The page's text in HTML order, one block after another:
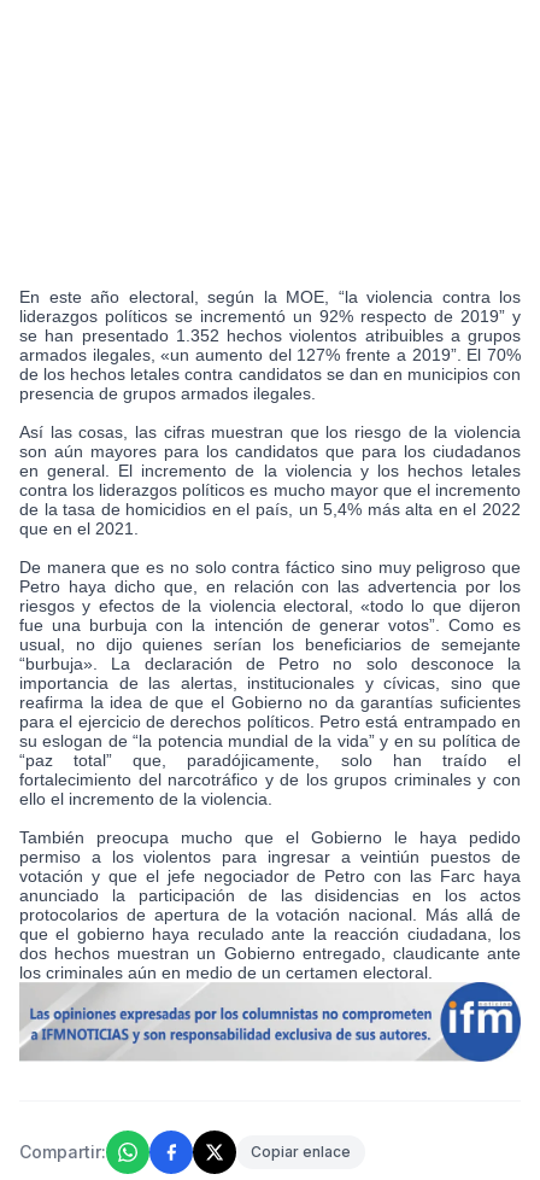
En este año electoral, según la MOE, “la violencia contra los
liderazgos políticos se incrementó un 92% respecto de 2019” y
se han presentado 1.352 hechos violentos atribuibles a grupos
armados ilegales, «un aumento del 127% frente a 2019”. El 70%
de los hechos letales contra candidatos se dan en municipios con
presencia de grupos armados ilegales.
Así las cosas, las cifras muestran que los riesgo de la violencia
son aún mayores para los candidatos que para los ciudadanos
en general. El incremento de la violencia y los hechos letales
contra los liderazgos políticos es mucho mayor que el incremento
de la tasa de homicidios en el país, un 5,4% más alta en el 2022
que en el 2021.
De manera que es no solo contra fáctico sino muy peligroso que
Petro haya dicho que, en relación con las advertencia por los
riesgos y efectos de la violencia electoral, «todo lo que dijeron
fue una burbuja con la intención de generar votos”. Como es
usual, no dijo quienes serían los beneficiarios de semejante
“burbuja». La declaración de Petro no solo desconoce la
importancia de las alertas, institucionales y cívicas, sino que
reafirma la idea de que el Gobierno no da garantías suficientes
para el ejercicio de derechos políticos. Petro está entrampado en
su eslogan de “la potencia mundial de la vida” y en su política de
“paz total” que, paradójicamente, solo han traído el
fortalecimiento del narcotráfico y de los grupos criminales y con
ello el incremento de la violencia.
También preocupa mucho que el Gobierno le haya pedido
permiso a los violentos para ingresar a veintiún puestos de
votación y que el jefe negociador de Petro con las Farc haya
anunciado la participación de las disidencias en los actos
protocolarios de apertura de la votación nacional. Más allá de
que el gobierno haya reculado ante la reacción ciudadana, los
dos hechos muestran un Gobierno entregado, claudicante ante
los criminales aún en medio de un certamen electoral.
Compartir: Copiar enlace